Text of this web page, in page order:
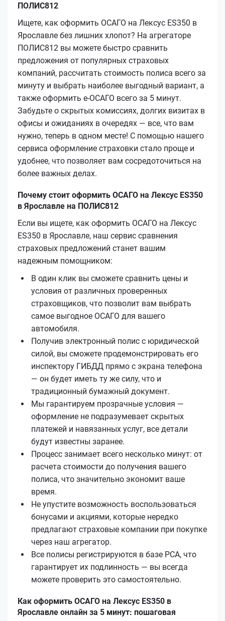
ПОЛИС812
Ищете, как оформить ОСАГО на Лексус ES350 в
Ярославле без лишних хлопот? На агрегаторе
ПОЛИС812 вы можете быстро сравнить
предложения от популярных страховых
компаний, рассчитать стоимость полиса всего за
минуту и выбрать наиболее выгодный вариант, а
также оформить е‑ОСАГО всего за 5 минут.
Забудьте о скрытых комиссиях, долгих визитах в
офисы и ожиданиях в очередях — все, что вам
нужно, теперь в одном месте! С помощью нашего
сервиса оформление страховки стало проще и
удобнее, что позволяет вам сосредоточиться на
более важных делах.
Почему стоит оформить ОСАГО на Лексус ES350
в Ярославле на ПОЛИС812
Если вы ищете, как оформить ОСАГО на Лексус
ES350 в Ярославле, наш сервис сравнения
страховых предложений станет вашим
надежным помощником:
В один клик вы сможете сравнить цены и
условия от различных проверенных
страховщиков, что позволит вам выбрать
самое выгодное ОСАГО для вашего
автомобиля.
Получив электронный полис с юридической
силой, вы сможете продемонстрировать его
инспектору ГИБДД прямо с экрана телефона
— он будет иметь ту же силу, что и
традиционный бумажный документ.
Мы гарантируем прозрачные условия —
оформление не подразумевает скрытых
платежей и навязанных услуг, все детали
будут известны заранее.
Процесс занимает всего несколько минут: от
расчета стоимости до получения вашего
полиса, что значительно экономит ваше
время.
Не упустите возможность воспользоваться
бонусами и акциями, которые нередко
предлагают страховые компании при покупке
через наш агрегатор.
Все полисы регистрируются в базе РСА, что
гарантирует их подлинность — вы всегда
можете проверить это самостоятельно.
Как оформить ОСАГО на Лексус ES350 в
Ярославле онлайн за 5 минут: пошаговая